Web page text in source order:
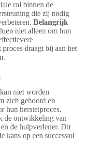
rol binnen de
die zij nodig
Belangrijk
niet alleen om hun
draagt bij aan het
kan niet worden
zich gehoord en
hun herstelproces.
de ontwikkeling van
de hulpverlener. Dit
kans op een succesvol